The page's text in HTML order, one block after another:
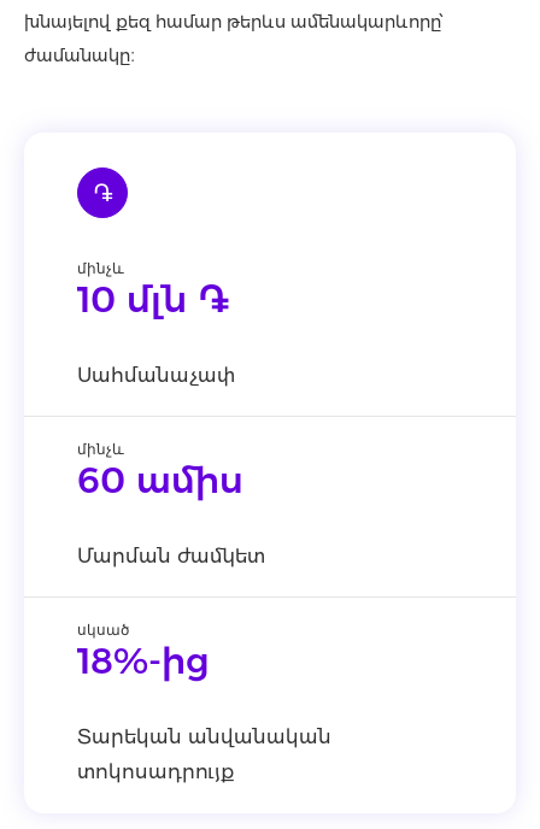
֏
մինչև
10 մլն ֏
Սահմանաչափ
մինչև
60 ամիս
Մարման ժամկետ
սկսած
18%-ից
Տարեկան անվանական
տոկոսադրույք
խնայելով քեզ համար թերևս ամենակարևորը՝
ժամանակը։